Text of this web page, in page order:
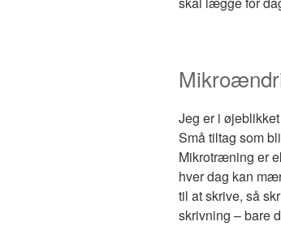
Jeg er i
Små tiltag som
Mikrotræning er
hver dag kan
til at skrive, så
skrivning – bare